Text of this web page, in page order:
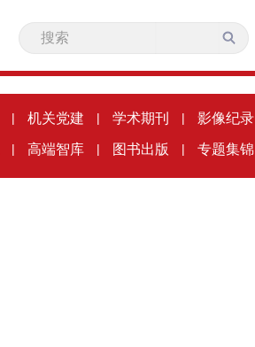
| 机关党建 | 学术期刊 | 影像纪录
| 高端智库 | 图书出版 | 专题集锦